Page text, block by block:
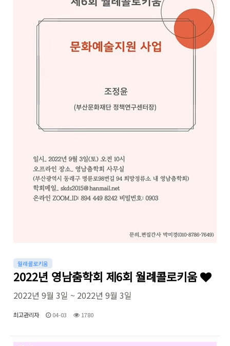
월례콜로키움
2022년 영남춤학회 제6회 월례콜로키움
2022년 9월 3일 ~ 2022년 9월 3일
최고관리자 04-03 1780